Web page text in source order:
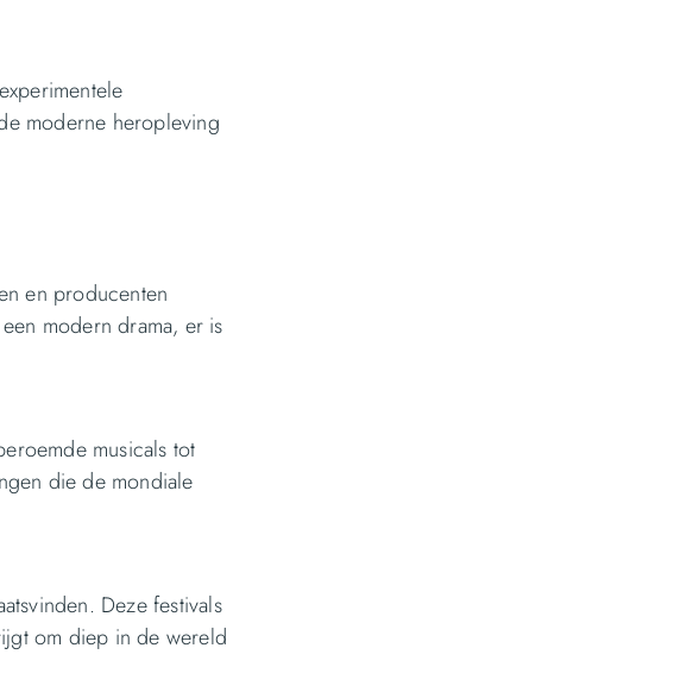
moderne heropleving
en producenten
modern drama, er is
musicals tot
die de mondiale
Deze festivals
om diep in de wereld